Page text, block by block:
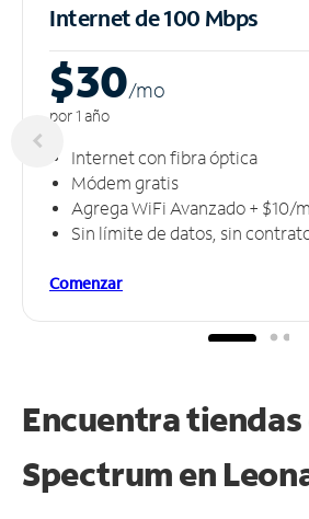
Internet de 100 Mbps
$30/mo
por 1 año
Internet con fibra óptica
Módem gratis
Agrega WiFi Avanzado + $10/
Sin límite de datos, sin
Comenzar
Encuentra tiendas
Spectrum en